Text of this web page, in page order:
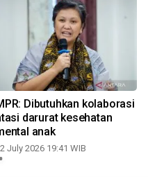
Dibutuhkan kolaborasi
darurat kesehatan
anak
July 2026 19:41 WIB